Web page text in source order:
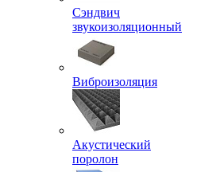
Сэндвич
звукоизоляционный
Виброизоляция
Акустический
поролон